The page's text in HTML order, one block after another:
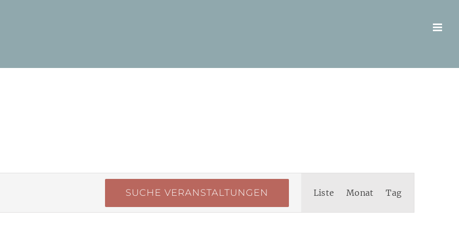
SUCHE VERANSTALTUNGEN
Ansichten-
Liste Monat Tag